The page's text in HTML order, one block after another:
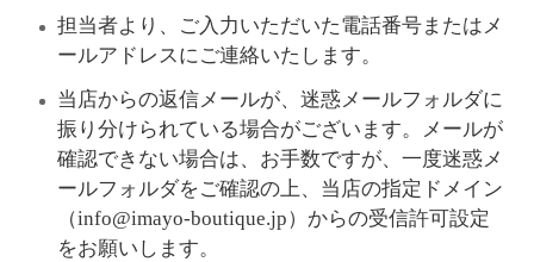
担当者より、ご入力いただいた電話番号またはメ
ールアドレスにご連絡いたします。
当店からの返信メールが、迷惑メールフォルダに
振り分けられている場合がございます。メールが
確認できない場合は、お手数ですが、一度迷惑メ
ールフォルダをご確認の上、当店の指定ドメイン
（info@imayo-boutique.jp）からの受信許可設定
をお願いします。